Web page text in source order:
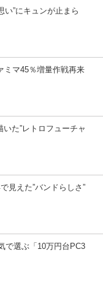
い”にキュンが止まら
ミマ45％増量作戦再来
た”レトロフューチャ
見えた”バンドらしさ”
で選ぶ「10万円台PC3